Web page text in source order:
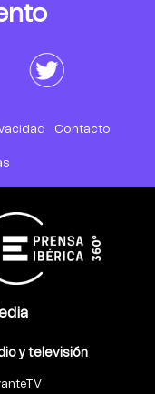
Contacto
y televisión